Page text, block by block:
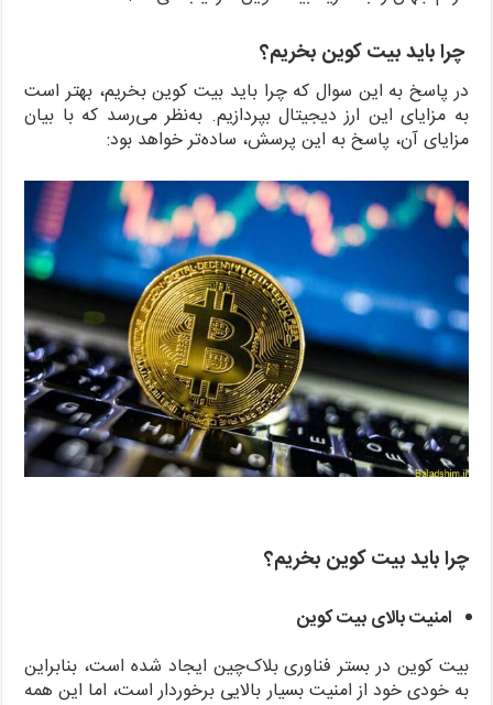
چرا باید بیت کوین بخریم؟
در پاسخ به این سوال که چرا باید بیت کوین بخریم، بهتر است
به مزایای این ارز دیجیتال بپردازیم. به‌نظر می‌رسد که با بیان
مزایای آن، پاسخ به این پرسش، ساده‌تر خواهد بود:
چرا باید بیت کوین بخریم؟
امنیت بالای بیت کوین
بیت کوین در بستر فناوری بلاک‌چین ایجاد شده است، بنابراین
به خودی خود از امنیت بسیار بالایی برخوردار است، اما این همه